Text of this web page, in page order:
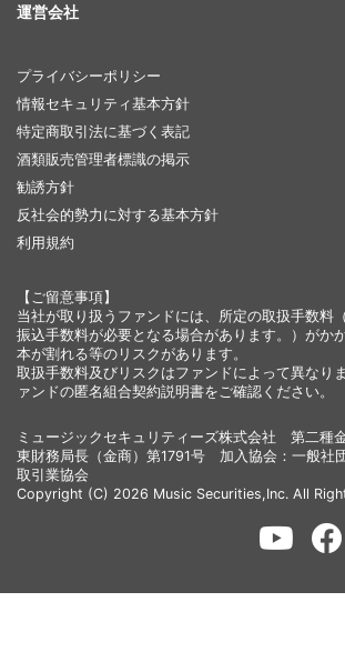
運営会社
プライバシーポリシー
情報セキュリティ基本方針
特定商取引法に基づく表記
酒類販売管理者標識の掲示
勧誘方針
反社会的勢力に対する基本方針
利用規約
【ご留意事項】
当社が取り扱うファンドには、所定の取扱手数料
振込手数料が必要となる場合があります。）がか
本が割れる等のリスクがあります。
取扱手数料及びリスクはファンドによって異なり
ァンドの匿名組合契約説明書をご確認ください。
ミュージックセキュリティーズ株式会社 第二種
東財務局長（金商）第1791号 加入協会：一般社
取引業協会
Copyright (C) 2026 Music Securities,Inc. All